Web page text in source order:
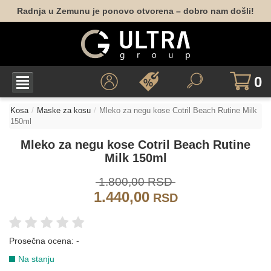
Radnja u Zemunu je ponovo otvorena – dobro nam došli!
0
Kosa Maske za kosu
Mleko za negu kose Cotril Beach Rutine Milk
150ml
Mleko za negu kose Cotril Beach Rutine
Milk 150ml
1.800,00 RSD
1.440,00RSD
Prosečna ocena: -
Na stanju